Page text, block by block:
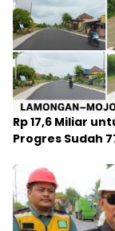
Rp 17,6 Miliar
Progres Sudah